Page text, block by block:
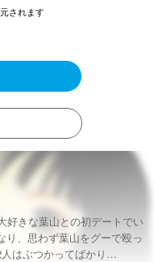
されます
好きな葉山との初デートでい
り、思わず葉山をグーで殴っ
はぶつかってばかり